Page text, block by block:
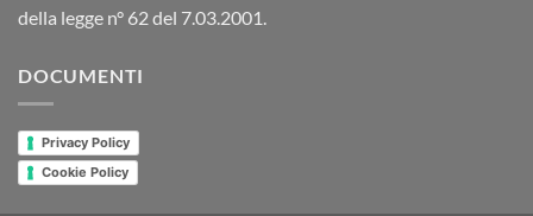
della legge n° 62 del 7.03.2001.
DOCUMENTI
Privacy Policy
Cookie Policy